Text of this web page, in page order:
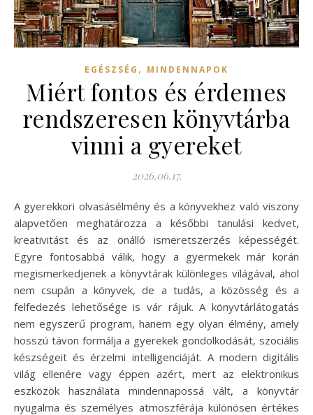
EGÉSZSÉG , MINDENNAPOK
Miért fontos és érdemes
rendszeresen könyvtárba
vinni a gyereket
2026.06.17.
A gyerekkori olvasásélmény és a könyvekhez való viszony
alapvetően meghatározza a későbbi tanulási kedvet,
kreativitást és az önálló ismeretszerzés képességét.
Egyre fontosabbá válik, hogy a gyermekek már korán
megismerkedjenek a könyvtárak különleges világával, ahol
nem csupán a könyvek, de a tudás, a közösség és a
felfedezés lehetősége is vár rájuk. A könyvtárlátogatás
nem egyszerű program, hanem egy olyan élmény, amely
hosszú távon formálja a gyerekek gondolkodását, szociális
készségeit és érzelmi intelligenciáját. A modern digitális
világ ellenére vagy éppen azért, mert az elektronikus
eszközök használata mindennapossá vált, a könyvtár
nyugalma és személyes atmoszférája különösen értékes